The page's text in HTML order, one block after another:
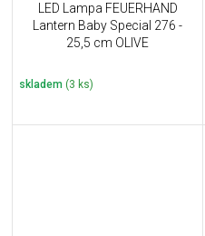
LED Lampa FEUERHAND
Lantern Baby Special 276 -
25,5 cm OLIVE
skladem (3 ks)